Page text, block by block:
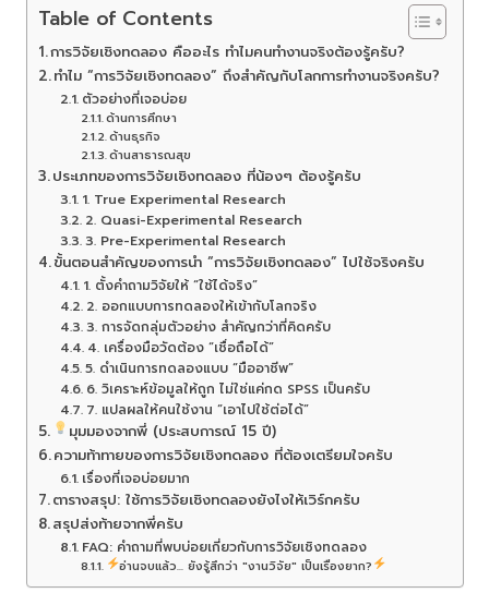
Table of Contents
การวิจัยเชิงทดลอง คืออะไร ทำไมคนทำงานจริงต้องรู้ครับ?
ทำไม “การวิจัยเชิงทดลอง” ถึงสำคัญกับโลกการทำงานจริงครับ?
ตัวอย่างที่เจอบ่อย
ด้านการศึกษา
ด้านธุรกิจ
ด้านสาธารณสุข
ประเภทของการวิจัยเชิงทดลอง ที่น้องๆ ต้องรู้ครับ
1. True Experimental Research
2. Quasi-Experimental Research
3. Pre-Experimental Research
ขั้นตอนสำคัญของการนำ “การวิจัยเชิงทดลอง” ไปใช้จริงครับ
1. ตั้งคำถามวิจัยให้ “ใช้ได้จริง”
2. ออกแบบการทดลองให้เข้ากับโลกจริง
3. การจัดกลุ่มตัวอย่าง สำคัญกว่าที่คิดครับ
4. เครื่องมือวัดต้อง “เชื่อถือได้”
5. ดำเนินการทดลองแบบ “มืออาชีพ”
6. วิเคราะห์ข้อมูลให้ถูก ไม่ใช่แค่กด SPSS เป็นครับ
7. แปลผลให้คนใช้งาน “เอาไปใช้ต่อได้”
มุมมองจากพี่ (ประสบการณ์ 15 ปี)
ความท้าทายของการวิจัยเชิงทดลอง ที่ต้องเตรียมใจครับ
เรื่องที่เจอบ่อยมาก
ตารางสรุป: ใช้การวิจัยเชิงทดลองยังไงให้เวิร์กครับ
สรุปส่งท้ายจากพี่ครับ
FAQ: คำถามที่พบบ่อยเกี่ยวกับการวิจัยเชิงทดลอง
อ่านจบแล้ว... ยังรู้สึกว่า "งานวิจัย" เป็นเรื่องยาก?